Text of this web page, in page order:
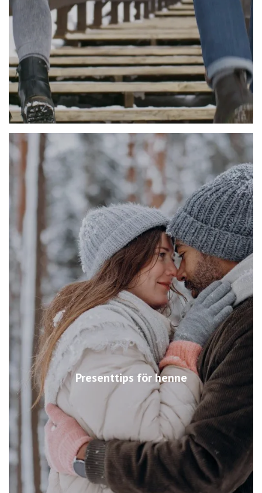
Presenttips för henne